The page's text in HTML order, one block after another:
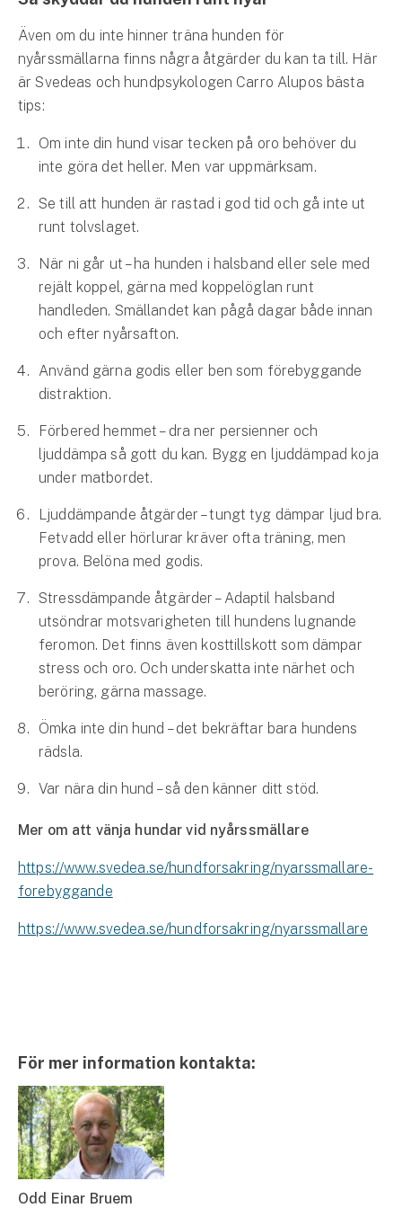
Även om du inte hinner träna hunden för
nyårssmällarna finns några åtgärder du kan ta till. Här
är Svedeas och hundpsykologen Carro Alupos bästa
tips:
Om inte din hund visar tecken på oro behöver du
inte göra det heller. Men var uppmärksam.
Se till att hunden är rastad i god tid och gå inte ut
runt tolvslaget.
När ni går ut – ha hunden i halsband eller sele med
rejält koppel, gärna med koppelöglan runt
handleden. Smällandet kan pågå dagar både innan
och efter nyårsafton.
Använd gärna godis eller ben som förebyggande
distraktion.
Förbered hemmet – dra ner persienner och
ljuddämpa så gott du kan. Bygg en ljuddämpad koja
under matbordet.
Ljuddämpande åtgärder – tungt tyg dämpar ljud bra.
Fetvadd eller hörlurar kräver ofta träning, men
prova. Belöna med godis.
Stressdämpande åtgärder – Adaptil halsband
utsöndrar motsvarigheten till hundens lugnande
feromon. Det finns även kosttillskott som dämpar
stress och oro. Och underskatta inte närhet och
beröring, gärna massage.
Ömka inte din hund – det bekräftar bara hundens
rädsla.
Var nära din hund – så den känner ditt stöd.
Mer om att vänja hundar vid nyårssmällare
https://www.svedea.se/hundforsakring/nyarssmallare-
forebyggande
https://www.svedea.se/hundforsakring/nyarssmallare
För mer information kontakta:
Odd Einar Bruem